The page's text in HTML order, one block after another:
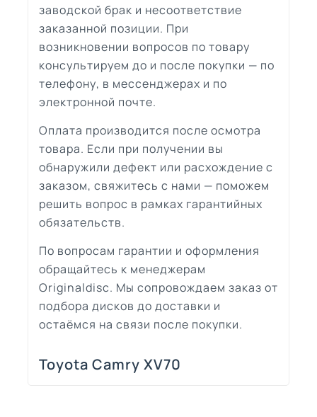
заводской брак и несоответствие
заказанной позиции. При
возникновении вопросов по товару
консультируем до и после покупки — по
телефону, в мессенджерах и по
электронной почте.
Оплата производится после осмотра
товара. Если при получении вы
обнаружили дефект или расхождение с
заказом, свяжитесь с нами — поможем
решить вопрос в рамках гарантийных
обязательств.
По вопросам гарантии и оформления
обращайтесь к менеджерам
Originaldisc. Мы сопровождаем заказ от
подбора дисков до доставки и
остаёмся на связи после покупки.
Toyota Camry XV70